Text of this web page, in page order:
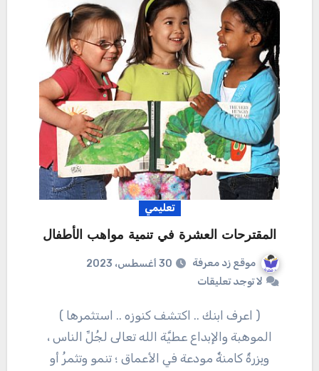
تعليمي
المقترحات العشرة في تنمية مواهب الأطفال
موقع زد معرفة
30 أغسطس، 2023
لا توجد تعليقات
( اعرف ابنك .. اكتشف كنوزه .. استثمرها )
الموهبة والإبداع عطيَّة الله تعالى لجُلِّ الناس ،
وبِزرةٌ كامنةٌ مودعة في الأعماق ؛ تنمو وتثمرُ أو